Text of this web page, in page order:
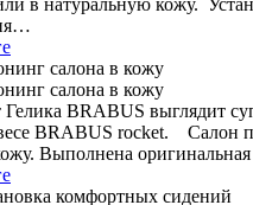
в натуральную кожу.
салона в кожу
салона в кожу
BRABUS выглядит
BRABUS rocket. Салон
Выполнена
комфортных сидений